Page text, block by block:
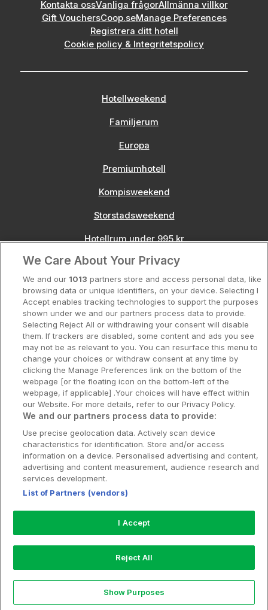
Kontakta ossVanliga frågorAllmänna villkor
Gift VouchersCoop.seManage Preferences
Registrera ditt hotell
Cookie policy & Integritetspolicy
Hotellweekend
Familjerum
Europa
Premiumhotell
Kompisweekend
Storstadsweekend
Hotellrum under 995 kr
Spahotell
Sydsverige
Om Hotellpremien
Nya hotell
Stadsweekend
Booking Enquiries:info@hotellpremien.se
Hotellsupport:scandinavian@digibreaks.com
Hotellpremien.se av en del av Coop
Sverige. Coop Sverige 171 88 Solna,
Telefon: 010-742 00 00, Org.nr: 556710-
Läs mer om Coops Partnererbjudande:
www.coop.se/medlem/partnererbjudande
Explore Rea My Trips Profile
We Care About Your Privacy
We and our 1013 partners store and access personal data, like
browsing data or unique identifiers, on your device. Selecting I
Accept enables tracking technologies to support the purposes
shown under we and our partners process data to provide.
Selecting Reject All or withdrawing your consent will disable
them. If trackers are disabled, some content and ads you see
may not be as relevant to you. You can resurface this menu to
change your choices or withdraw consent at any time by
clicking the Manage Preferences link on the bottom of the
webpage [or the floating icon on the bottom-left of the
webpage, if applicable] .Your choices will have effect within
our Website. For more details, refer to our Privacy Policy.
We and our partners process data to provide:
Use precise geolocation data. Actively scan device
characteristics for identification. Store and/or access
information on a device. Personalised advertising and content,
advertising and content measurement, audience research and
services development.
List of Partners (vendors)
I Accept
Reject All
Show Purposes